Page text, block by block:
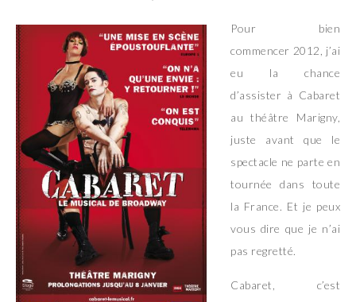
Pour bien
commencer 2012, j’ai
eu la chance
d’assister à Cabaret
au théâtre Marigny,
juste avant que le
spectacle ne parte en
tournée dans toute
la France. Et je peux
vous dire que je n’ai
pas regretté.
Cabaret, c’est